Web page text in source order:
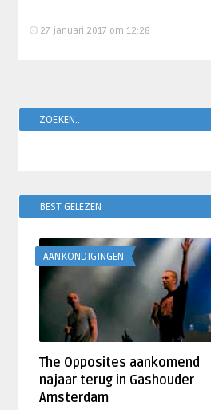
27 januari 2017 om 12:28
ZOEKEN..
BEST GELEZEN
AANKONDIGINGEN
The Opposites aankomend
najaar terug in Gashouder
Amsterdam